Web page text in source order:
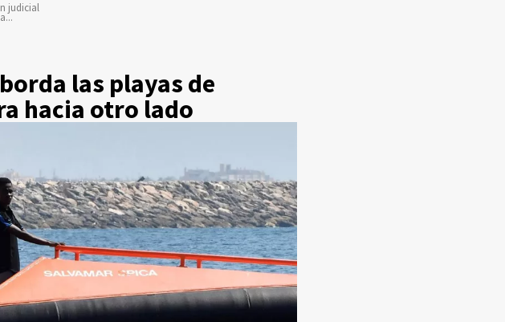
judicial
las playas de
hacia otro lado